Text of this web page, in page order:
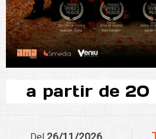
a partir de 20